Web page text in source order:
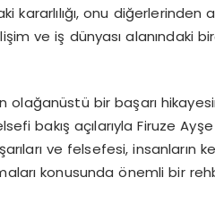
onu diğerlerinden
ve iş dünyası alanındaki
olağanüstü bir başarı
bakış açılarıyla Firuze
ve felsefesi, insanların
konusunda önemli bir